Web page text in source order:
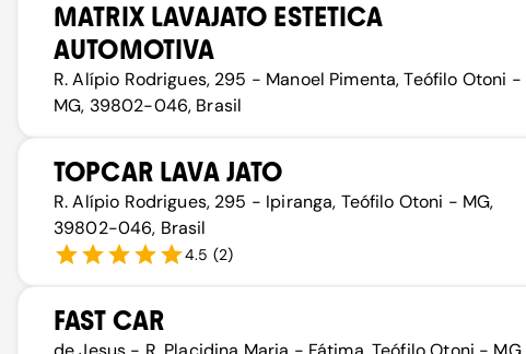
MATRIX LAVAJATO ESTETICA
AUTOMOTIVA
R. Alípio Rodrigues, 295 - Manoel Pimenta, Teófilo Otoni -
MG, 39802-046, Brasil
TOPCAR LAVA JATO
R. Alípio Rodrigues, 295 - Ipiranga, Teófilo Otoni - MG,
39802-046, Brasil
4.5 (2)
FAST CAR